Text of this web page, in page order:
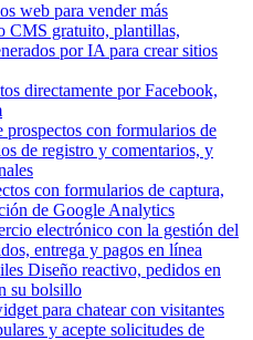
web para vender más
CMS gratuito, plantillas,
por IA para crear sitios
directamente por Facebook,
prospectos con formularios de
de registro y comentarios, y
con formularios de captura,
de Google Analytics
electrónico con la gestión del
entrega y pagos en línea
Diseño reactivo, pedidos en
su bolsillo
para chatear con visitantes
y acepte solicitudes de